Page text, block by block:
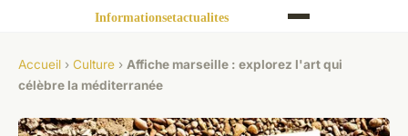
Accueil › Culture › Affiche marseille : explorez l'art qui
célèbre la méditerranée